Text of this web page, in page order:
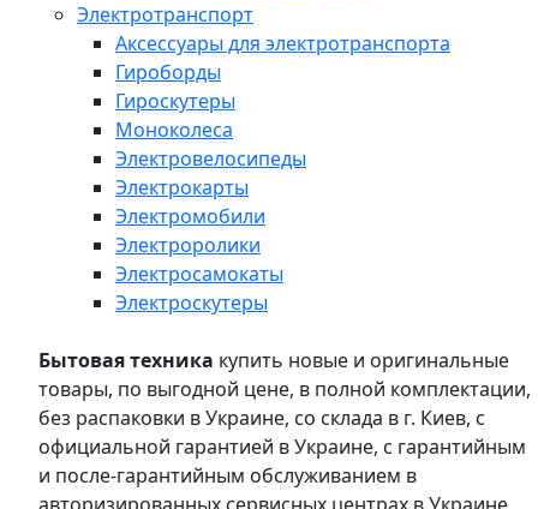
Электротранспорт
Аксессуары для электротранспорта
Гироборды
Гироскутеры
Моноколеса
Электровелосипеды
Электрокарты
Электромобили
Электроролики
Электросамокаты
Электроскутеры
Бытовая техника купить новые и оригинальные
товары, по выгодной цене, в полной комплектации,
без распаковки в Украине, со склада в г. Киев, с
официальной гарантией в Украине, с гарантийным
и после-гарантийным обслуживанием в